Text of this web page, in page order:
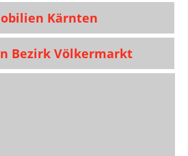
Kärnten
Bezirk Völkermarkt